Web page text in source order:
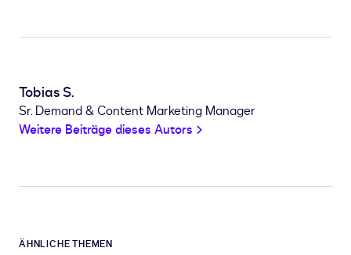
Tobias S.
Sr. Demand & Content Marketing Manager
Weitere Beiträge dieses Autors
ÄHNLICHE THEMEN